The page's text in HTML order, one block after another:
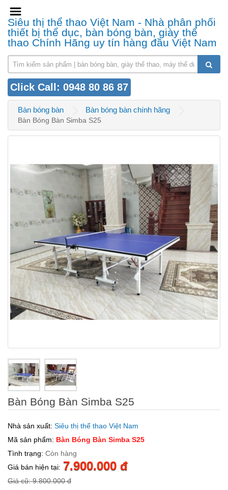
Siêu thị thể thao Việt Nam - Nhà phân phối
thiết bị thể dục, bàn bóng bàn, giày thể
thao Chính Hãng uy tín hàng đầu Việt Nam
Click Call: 0948 80 86 87
Bàn bóng bàn Bàn bóng bàn chính hãng
Bàn Bóng Bàn Simba S25
Bàn Bóng Bàn Simba S25
Nhà sản xuất: Siêu thị thể thao Việt Nam
Mã sản phẩm: Bàn Bóng Bàn Simba S25
Tình trạng: Còn hàng
Giá bán hiện tại: 7.900.000 đ
Giá cũ: 9.800.000 đ